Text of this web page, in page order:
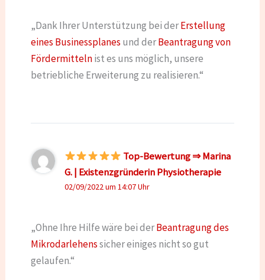
„Dank Ihrer Unterstützung bei derErstellung
eines Businessplanes und derBeantragung von
Fördermittelnist es uns möglich, unsere
betriebliche Erweiterung zu realisieren.“
Top-Bewertung ⇒ Marina
G. | Existenzgründerin Physiotherapie
02/09/2022 um 14:07 Uhr
„Ohne Ihre Hilfe wäre bei derBeantragung des
Mikrodarlehenssicher einiges nicht so gut
gelaufen.“